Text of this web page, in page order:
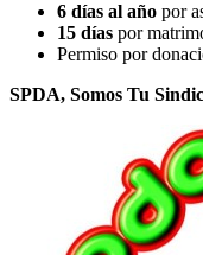
6 días al año por
15 días por
Permiso por
SPDA, Somos Tu